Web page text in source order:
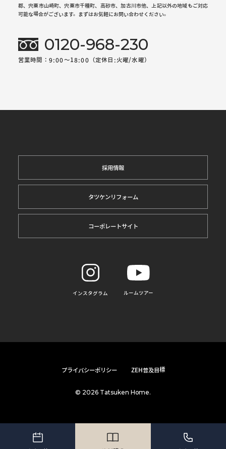
郡、宍粟市山崎町、宍粟市千種町、高砂市、加古川市他、上記以外の地域もご対応
可能な場合がございます。まずはお気軽にお問い合わせください。
0120-968-230
営業時間：9:00～18:00（定休日:火曜/水曜）
採用情報
タツケンリフォーム
コーポレートサイト
インスタグラム ルームツアー
プライバシーポリシー ZEH普及目標
© 2026 Tatsuken Home.